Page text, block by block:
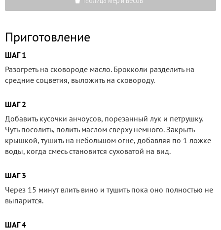
Приготовление
ШАГ 1
Разогреть на сковороде масло. Брокколи разделить на
средние соцветия, выложить на сковороду.
ШАГ 2
Добавить кусочки анчоусов, порезанный лук и петрушку.
Чуть посолить, полить маслом сверху немного. Закрыть
крышкой, тушить на небольшом огне, добавляя по 1 ложке
воды, когда смесь становится суховатой на вид.
ШАГ 3
Через 15 минут влить вино и тушить пока оно полностью не
выпарится.
ШАГ 4